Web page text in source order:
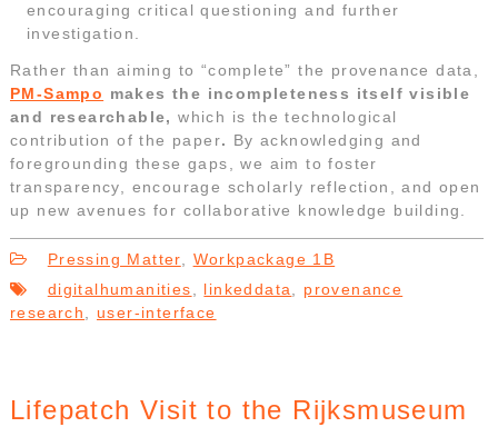
encouraging critical questioning and further
investigation.
Rather than aiming to “complete” the provenance data,
PM-Sampo makes the incompleteness itself visible
and researchable,which is the technological
contribution of the paper. By acknowledging and
foregrounding these gaps, we aim to foster
transparency, encourage scholarly reflection, and open
up new avenues for collaborative knowledge building.
Pressing Matter, Workpackage 1B
digitalhumanities, linkeddata, provenance
research, user-interface
Lifepatch Visit to the Rijksmuseum